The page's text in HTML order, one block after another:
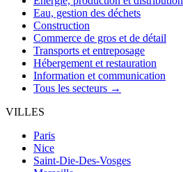
Eau, gestion des déchets
Construction
Commerce de gros et de détail
Transports et entreposage
Hébergement et restauration
Information et communication
Tous les secteurs →
VILLES
Paris
Nice
Saint-Die-Des-Vosges